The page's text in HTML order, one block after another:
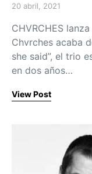
Posted on
20 abril, 2021
CHVRCHES
Chvrches acaba
she said”, el trio
en dos años…
View Post